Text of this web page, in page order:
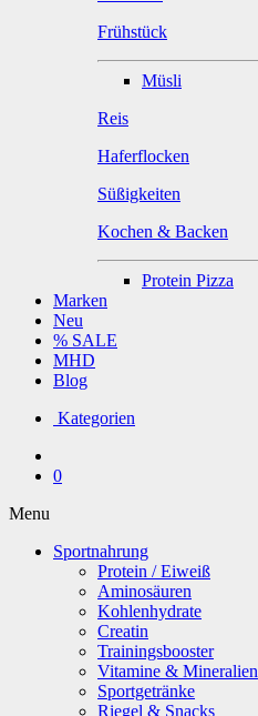
Frühstück
Müsli
Reis
Haferflocken
Süßigkeiten
Kochen & Backen
Protein Pizza
Marken
Neu
% SALE
MHD
Blog
Kategorien
0
Menu
Sportnahrung
Protein / Eiweiß
Aminosäuren
Kohlenhydrate
Creatin
Trainingsbooster
Vitamine & Mineralien
Sportgetränke
Riegel & Snacks